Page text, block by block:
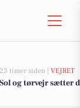
23 timer siden | VEJRET
Sol og tørvejr sætter